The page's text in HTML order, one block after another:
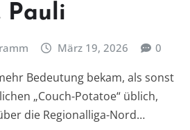
Pauli
März 19, 2026 0
Bedeutung bekam, als sonst
„Couch-Potatoe“ üblich,
die Regionalliga-Nord…